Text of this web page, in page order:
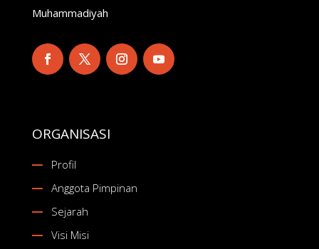
Muhammadiyah
ORGANISASI
Profil
Anggota Pimpinan
Sejarah
Visi Misi